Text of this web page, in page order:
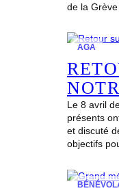
de la Grève
AGA
Le 8 avril
présents
et discuté
objectifs